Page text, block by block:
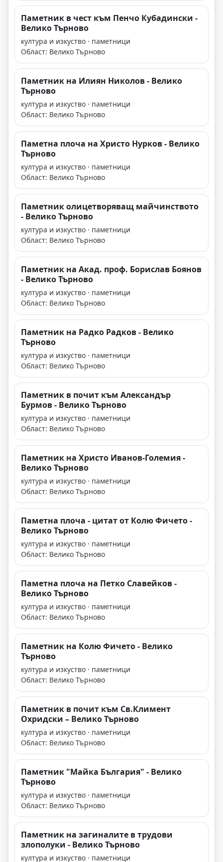
Паметник в чест към Пенчо Кубадински -
Велико Търново
култура и изкуство · паметници
Област: Велико Търново
Паметник на Илиян Николов - Велико
Търново
култура и изкуство · паметници
Област: Велико Търново
Паметна плоча на Христо Нурков - Велико
Търново
култура и изкуство · паметници
Област: Велико Търново
Паметник олицетворяващ майчинството
- Велико Търново
култура и изкуство · паметници
Област: Велико Търново
Паметник на Акад. проф. Борислав Боянов
- Велико Търново
култура и изкуство · паметници
Област: Велико Търново
Паметник на Радко Радков - Велико
Търново
култура и изкуство · паметници
Област: Велико Търново
Паметник в почит към Александър
Бурмов - Велико Търново
култура и изкуство · паметници
Област: Велико Търново
Паметник на Христо Иванов-Големия -
Велико Търново
култура и изкуство · паметници
Област: Велико Търново
Паметна плоча - цитат от Колю Фичето -
Велико Търново
култура и изкуство · паметници
Област: Велико Търново
Паметна плоча на Петко Славейков -
Велико Търново
култура и изкуство · паметници
Област: Велико Търново
Паметник на Колю Фичето - Велико
Търново
култура и изкуство · паметници
Област: Велико Търново
Паметник в почит към Св.Климент
Охридски – Велико Търново
култура и изкуство · паметници
Област: Велико Търново
Паметник "Майка България" - Велико
Търново
култура и изкуство · паметници
Област: Велико Търново
Паметник на загиналите в трудови
злополуки - Велико Търново
култура и изкуство · паметници